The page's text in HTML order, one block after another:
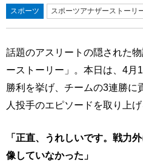
スポーツ スポーツアナザーストーリ
話題のアスリートの隠された
ーストーリー」。本日は、4月
勝利を挙げ、チームの3連勝に
人投手のエピソードを取り上げ
「正直、うれしいです。戦力
像していなかった」